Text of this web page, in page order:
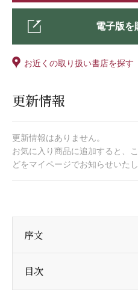
電子版を
お近くの取り扱い書店を探す
更新情報
更新情報はありません。
お気に入り商品に追加すると、
どをマイページでお知らせいたし
序文
目次